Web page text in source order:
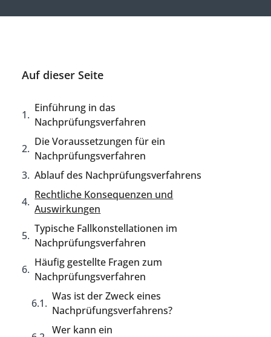
Auf dieser Seite
Einführung in das
Nachprüfungsverfahren
Die Voraussetzungen für ein
Nachprüfungsverfahren
Ablauf des Nachprüfungsverfahrens
Rechtliche Konsequenzen und
Auswirkungen
Typische Fallkonstellationen im
Nachprüfungsverfahren
Häufig gestellte Fragen zum
Nachprüfungsverfahren
Was ist der Zweck eines
Nachprüfungsverfahrens?
Wer kann ein